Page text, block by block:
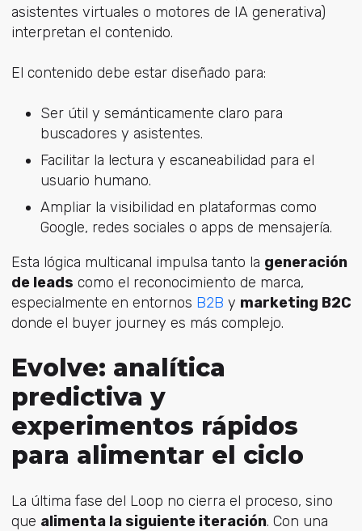
asistentes virtuales o motores de IA generativa)
interpretan el contenido.
El contenido debe estar diseñado para:
Ser útil y semánticamente claro para
buscadores y asistentes.
Facilitar la lectura y escaneabilidad para el
usuario humano.
Ampliar la visibilidad en plataformas como
Google, redes sociales o apps de mensajería.
Esta lógica multicanal impulsa tanto la generación
de leads como el reconocimiento de marca,
especialmente en entornos B2B y marketing B2C
donde el buyer journey es más complejo.
Evolve: analítica
predictiva y
experimentos rápidos
para alimentar el ciclo
La última fase del Loop no cierra el proceso, sino
que alimenta la siguiente iteración. Con una